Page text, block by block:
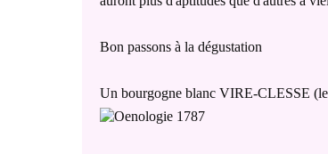
Bon passons à la dégustation
Un bourgogne blanc VIRE-CLESSE